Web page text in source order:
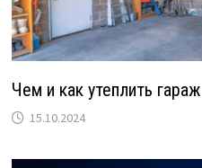
Чем и как утеплить гараж
15.10.2024